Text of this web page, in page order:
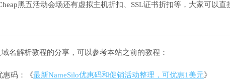
黑五活动会场还有虚拟主机折扣、SSL证书折扣等，大家可以直
名解析教程的分享，可以参考本站之前的教程：
惠码：《最新NameSilo优惠码和促销活动整理，可优惠1美元》